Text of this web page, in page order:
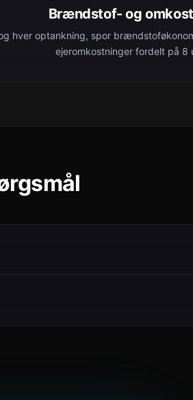
Brændstof- og
hver optankning, spor
ejeromkostninger fordelt på 8